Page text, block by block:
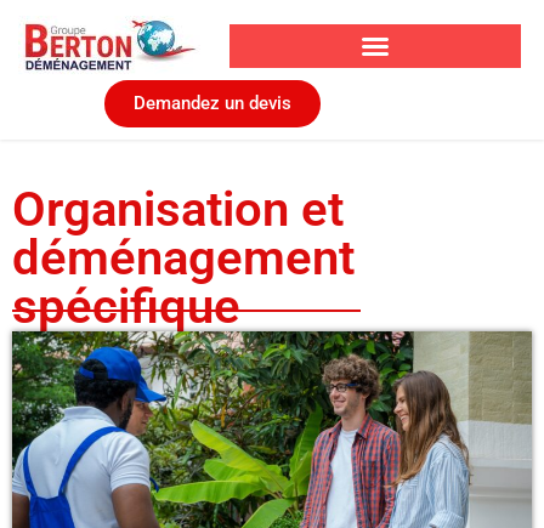
Demandez un devis
Organisation et
déménagement
spécifique